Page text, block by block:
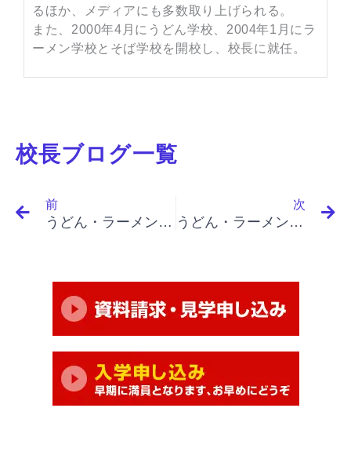
るほか、メディアにも多数取り上げられる。
また、2000年4月にうどん学校、2004年1月にラ
ーメン学校とそば学校を開校し、校長に就任。
校長ブログ一覧
前
うどん・ラーメン・そば屋開業・繁盛店を目指す｜名言集 ５－３ 土光敏夫
次
うどん・ラーメン・そば屋開業を目指すあなたへ｜名言集 ７ 岩崎弥太郎